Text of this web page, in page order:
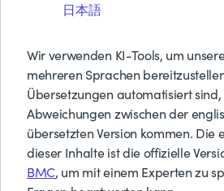
日本語
Wir verwenden KI-Tools, um
mehreren Sprachen
Übersetzungen automatisiert sind,
Abweichungen zwischen der
übersetzten Version kommen. Die
dieser Inhalte ist die offizielle
BMC, um mit einem Experten zu